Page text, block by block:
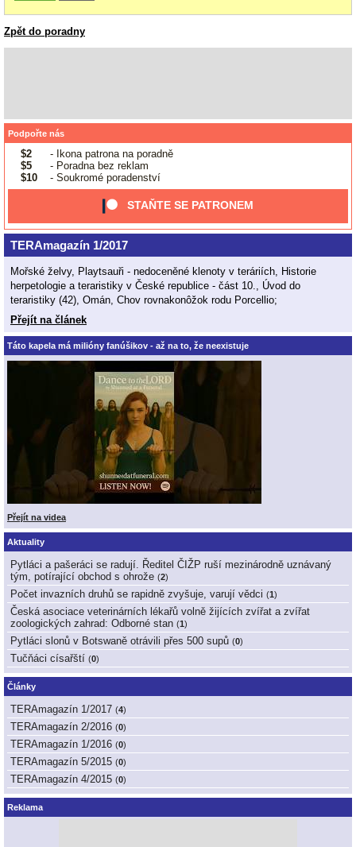
Zpět do poradny
Podpořte nás
$2
- Ikona patrona na poradně
$5
- Poradna bez reklam
$10
- Soukromé poradenství
STAŇTE SE PATRONEM
TERAmagazín 1/2017
Mořské želvy, Playtsauři - nedoceněné klenoty v teráriích, Historie
herpetologie a teraristiky v České republice - část 10., Úvod do
teraristiky (42), Omán, Chov rovnakonôžok rodu Porcellio;
Přejít na článek
Táto kapela má milióny fanúšikov - až na to, že neexistuje
Přejít na videa
Aktuality
Pytláci a pašeráci se radují. Ředitel ČIŽP ruší mezinárodně uznávaný
tým, potírající obchod s ohrože (2)
Počet invazních druhů se rapidně zvyšuje, varují vědci (1 )
Česká asociace veterinárních lékařů volně žijících zvířat a zvířat
zoologických zahrad: Odborné stan (1 )
Pytláci slonů v Botswaně otrávili přes 500 supů (0)
Tučňáci císařští (0)
Články
TERAmagazín 1/2017 (4)
TERAmagazín 2/2016 (0)
TERAmagazín 1/2016 (0)
TERAmagazín 5/2015 (0)
TERAmagazín 4/2015 (0)
Reklama